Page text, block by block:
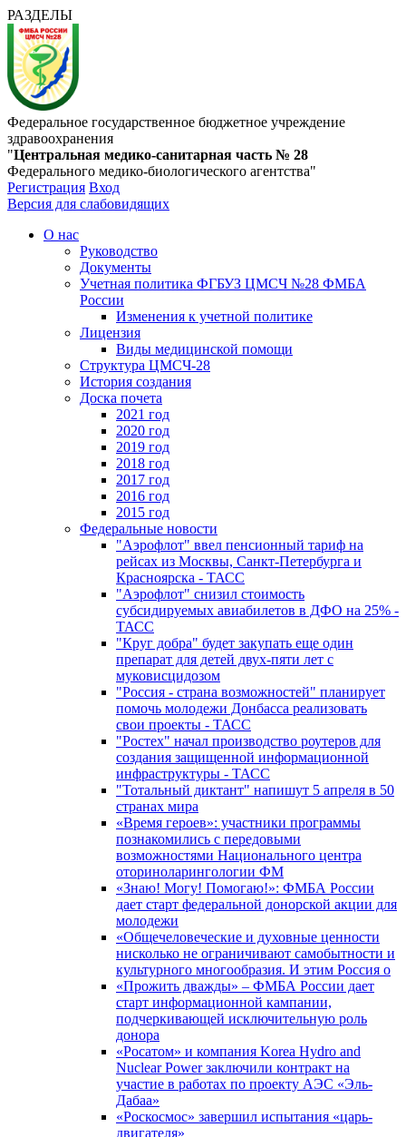
РАЗДЕЛЫ
Федеральное государственное бюджетное учреждение
здравоохранения
"Центральная медико-санитарная часть № 28
Федерального медико-биологического агентства"
Регистрация Вход
Версия для слабовидящих
О нас
Руководство
Документы
Учетная политика ФГБУЗ ЦМСЧ №28 ФМБА
России
Изменения к учетной политике
Лицензия
Виды медицинской помощи
Структура ЦМСЧ-28
История создания
Доска почета
2021 год
2020 год
2019 год
2018 год
2017 год
2016 год
2015 год
Федеральные новости
"Аэрофлот" ввел пенсионный тариф на
рейсах из Москвы, Санкт-Петербурга и
Красноярска - ТАСС
"Аэрофлот" снизил стоимость
субсидируемых авиабилетов в ДФО на 25% -
ТАСС
"Круг добра" будет закупать еще один
препарат для детей двух-пяти лет с
муковисцидозом
"Россия - страна возможностей" планирует
помочь молодежи Донбасса реализовать
свои проекты - ТАСС
"Ростех" начал производство роутеров для
создания защищенной информационной
инфраструктуры - ТАСС
"Тотальный диктант" напишут 5 апреля в 50
странах мира
«Время героев»: участники программы
познакомились с передовыми
возможностями Национального центра
оториноларингологии ФМ
«Знаю! Могу! Помогаю!»: ФМБА России
дает старт федеральной донорской акции для
молодежи
«Общечеловеческие и духовные ценности
нисколько не ограничивают самобытности и
культурного многообразия. И этим Россия о
«Прожить дважды» – ФМБА России дает
старт информационной кампании,
подчеркивающей исключительную роль
донора
«Росатом» и компания Korea Hydro and
Nuclear Power заключили контракт на
участие в работах по проекту АЭС «Эль-
Дабаа»
«Роскосмос» завершил испытания «царь-
двигателя»